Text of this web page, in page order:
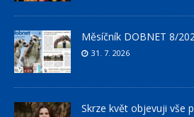
Měsíčník DOBNET 8/
31. 7. 2026
Skrze květ objevuji vše